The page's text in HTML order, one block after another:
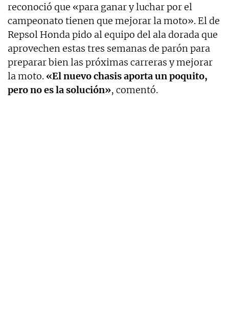
reconoció que «para ganar y luchar por el
campeonato tienen que mejorar la moto». El de
Repsol Honda pido al equipo del ala dorada que
aprovechen estas tres semanas de parón para
preparar bien las próximas carreras y mejorar
la moto. «El nuevo chasis aporta un poquito,
pero no es la solución», comentó.